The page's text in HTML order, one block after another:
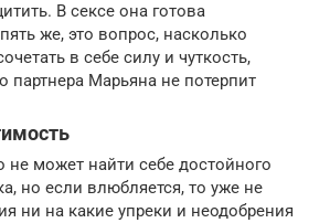
В сексе она готова
же, это вопрос, насколько
в себе силу и чуткость,
партнера Марьяна не потерпит
может найти себе достойного
но если влюбляется, то уже не
ни на какие упреки и неодобрения